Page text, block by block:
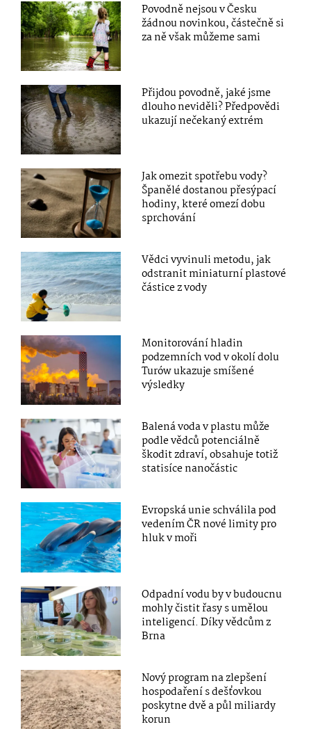
Povodně nejsou v Česku
žádnou novinkou, částečně si
za ně však můžeme sami
Přijdou povodně, jaké jsme
dlouho neviděli? Předpovědi
ukazují nečekaný extrém
Jak omezit spotřebu vody?
Španělé dostanou přesýpací
hodiny, které omezí dobu
sprchování
Vědci vyvinuli metodu, jak
odstranit miniaturní plastové
částice z vody
Monitorování hladin
podzemních vod v okolí dolu
Turów ukazuje smíšené
výsledky
Balená voda v plastu může
podle vědců potenciálně
škodit zdraví, obsahuje totiž
statisíce nanočástic
Evropská unie schválila pod
vedením ČR nové limity pro
hluk v moři
Odpadní vodu by v budoucnu
mohly čistit řasy s umělou
inteligencí. Díky vědcům z
Brna
Nový program na zlepšení
hospodaření s dešťovkou
poskytne dvě a půl miliardy
korun